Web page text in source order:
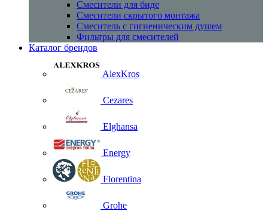
Смесители для биде
Смесители скрытого монтажа
Смеситель с гигиеническим душем
Фильтры для смесителей
Каталог брендов
AlexKros
Cezares
Elghansa
Energy
Florentina
Grohe